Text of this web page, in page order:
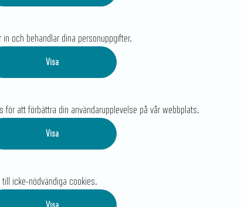
och behandlar dina personuppgifter.
Visa
för att förbättra din användarupplevelse på vår webbplats.
Visa
icke-nödvändiga cookies.